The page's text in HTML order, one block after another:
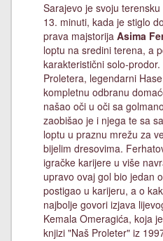
Sarajevo je svoju
13. minuti, kada je stiglo
prava majstorija Asima
loptu na sredini terena, a
karakteristični solo-
Proletera, legendarni
kompletnu odbranu
našao oči u oči sa
zaobišao je i njega te sa
loptu u praznu mrežu za
bijelim dresovima.
igračke karijere u više
upravo ovaj gol bio jedan
postigao u karijeru, a o
najbolje govori izjava
Kemala Omeragića, koja
knjizi "Naš Proleter" iz